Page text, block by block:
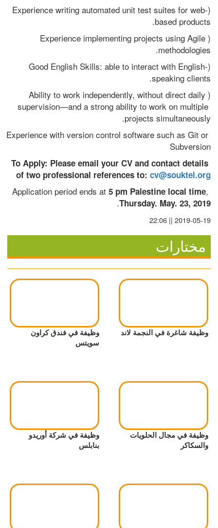
(Experience writing automated unit test suites for web-
based products.
(Experience implementing projects using Agile
methodologies.
(Good English Skills: able to interact with English-
speaking clients.
(Ability to work independently, without direct daily
supervision—and a strong ability to work on multiple
projects simultaneously.
Experience with version control software such as Git or
Subversion
To Apply: Please email your CV and contact details
of two professional references to: cv@souktel.org
Application period ends at 5 pm Palestine local time
Thursday. May. 23, 2019
.
2019-05-19 || 22:06
مختارات
وظيفة شاغرة في النجمة لاند
وظيفة في فندق كراون
سويتس
وظيفة في مجال الحلويات
والسكاكر
وظيفة في شركة أوريدو
بنابلس